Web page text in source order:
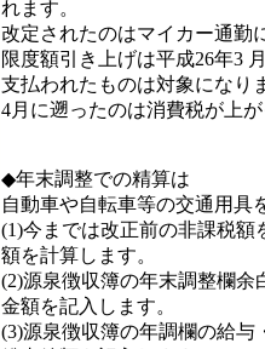
れます。
改定されたのはマイカー通勤
限度額引き上げは平成26年3
支払われたものは対象になり
4月に遡ったのは消費税が上
◆年末調整での精算は
自動車や自転車等の交通用具
(1)今までは改正前の非課税
額を計算します。
(2)源泉徴収簿の年末調整欄
金額を記入します。
(3)源泉徴収簿の年調欄の給